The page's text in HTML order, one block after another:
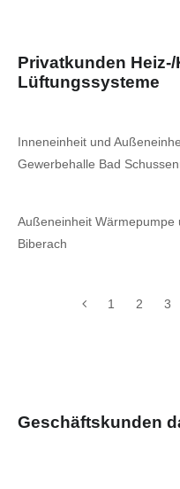
Privatkunden Heiz-/
Lüftungssysteme
Inneneinheit und
Gewerbehalle Bad
Außeneinheit Wärmepumpe
Biberach
1 2 3
Geschäftskunden